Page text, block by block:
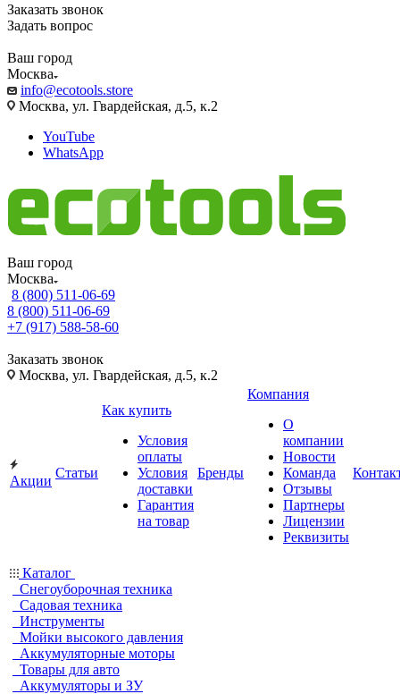
Заказать звонок
Задать вопрос
Ваш город
Москва
info@ecotools.store
Москва, ул. Гвардейская, д.5, к.2
YouTube
WhatsApp
Ваш город
Москва
8 (800) 511-06-69
8 (800) 511-06-69
+7 (917) 588-58-60
Заказать звонок
Москва, ул. Гвардейская, д.5, к.2
Акции
Статьи
Как купить
Условия
оплаты
Условия
доставки
Гарантия
на товар
Бренды
Компания
О
компании
Новости
Команда
Отзывы
Партнеры
Лицензии
Реквизиты
Каталог
Снегоуборочная техника
Садовая техника
Инструменты
Мойки высокого давления
Аккумуляторные моторы
Товары для авто
Аккумуляторы и ЗУ